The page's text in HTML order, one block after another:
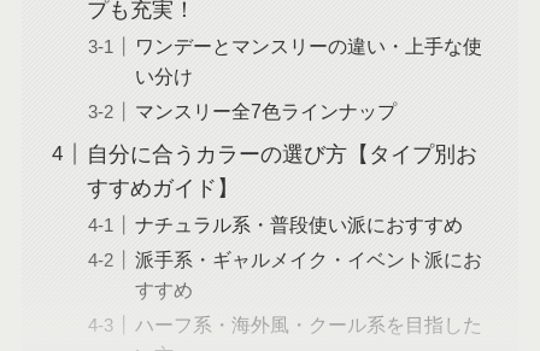
プも充実！
ワンデーとマンスリーの違い・上手な使
い分け
マンスリー全7色ラインナップ
自分に合うカラーの選び方【タイプ別お
すすめガイド】
ナチュラル系・普段使い派におすすめ
派手系・ギャルメイク・イベント派にお
すすめ
ハーフ系・海外風・クール系を目指した